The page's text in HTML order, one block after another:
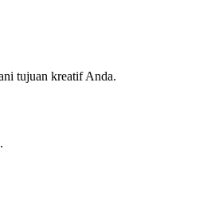
tujuan kreatif Anda.